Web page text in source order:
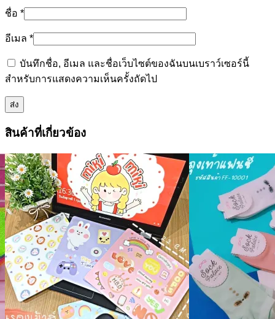
ชื่อ *
อีเมล *
บันทึกชื่อ, อีเมล และชื่อเว็บไซต์ของฉันบนเบราว์เซอร์นี้
สำหรับการแสดงความเห็นครั้งถัดไป
สินค้าที่เกี่ยวข้อง